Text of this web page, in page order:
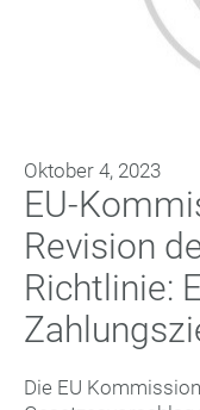
Oktober 4, 2023
EU-
Revision
Richtlinie:
Die EU